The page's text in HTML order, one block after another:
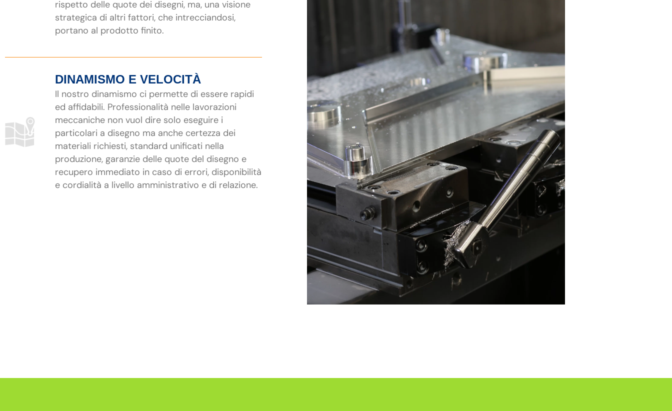
rispetto delle quote dei disegni, ma, una visione
strategica di altri fattori, che intrecciandosi,
portano al prodotto finito.
DINAMISMO E VELOCITÀ
Il nostro dinamismo ci permette di essere rapidi
ed affidabili. Professionalità nelle lavorazioni
meccaniche non vuol dire solo eseguire i
particolari a disegno ma anche certezza dei
materiali richiesti, standard unificati nella
produzione, garanzie delle quote del disegno e
recupero immediato in caso di errori, disponibilità
e cordialità a livello amministrativo e di relazione.